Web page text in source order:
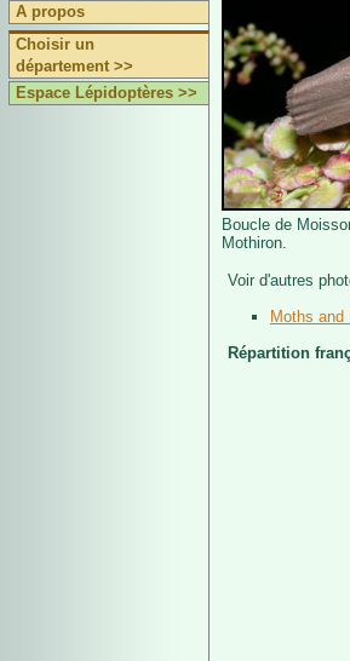
A propos
Choisir un
département >>
Espace Lépidoptères >>
Boucle de
Mothiron.
Voir d'autres
Moths
Répartition